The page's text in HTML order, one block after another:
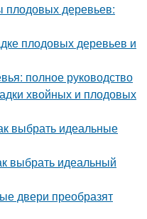
плодовых деревьев:
плодовых деревьев и
полное руководство
хвойных и плодовых
выбрать идеальные
выбрать идеальный
двери преобразят